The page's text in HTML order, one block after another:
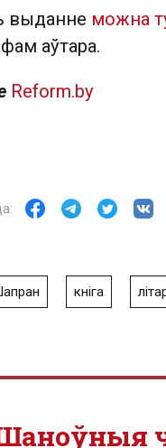
выданне можна
аўтара.
Reform.by
кніга